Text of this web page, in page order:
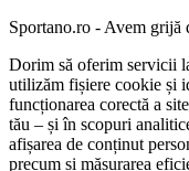
Sportano.ro - Avem grijă
Dorim să oferim servicii
utilizăm fișiere cookie și
funcționarea corectă a
tău – și în scopuri
afișarea de conținut
precum și măsurarea